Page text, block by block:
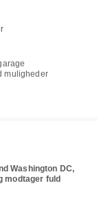
muligheder
Washington DC,
modtager fuld